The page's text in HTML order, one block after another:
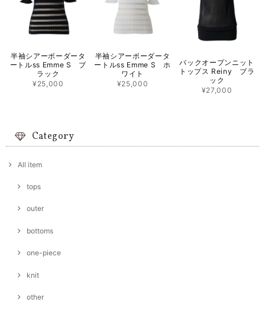
半袖シアーボーダータ
ートルss Emme S ブ
ラック
¥25,000
半袖シアーボーダータ
ートルss Emme S ホ
ワイト
¥25,000
バックオープンニット
トップス Reiny ブラ
ック
¥27,000
Category
All item
tops
outer
bottoms
one-piece
knit
other